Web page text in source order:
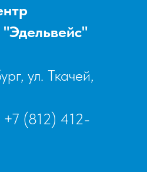
ул. Ткачей,
+7 (812) 412-